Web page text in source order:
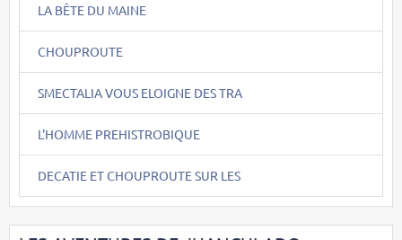
LA BÊTE DU MAINE
CHOUPROUTE
SMECTALIA VOUS ELOIGNE DES TRA
L'HOMME PREHISTROBIQUE
DECATIE ET CHOUPROUTE SUR LES